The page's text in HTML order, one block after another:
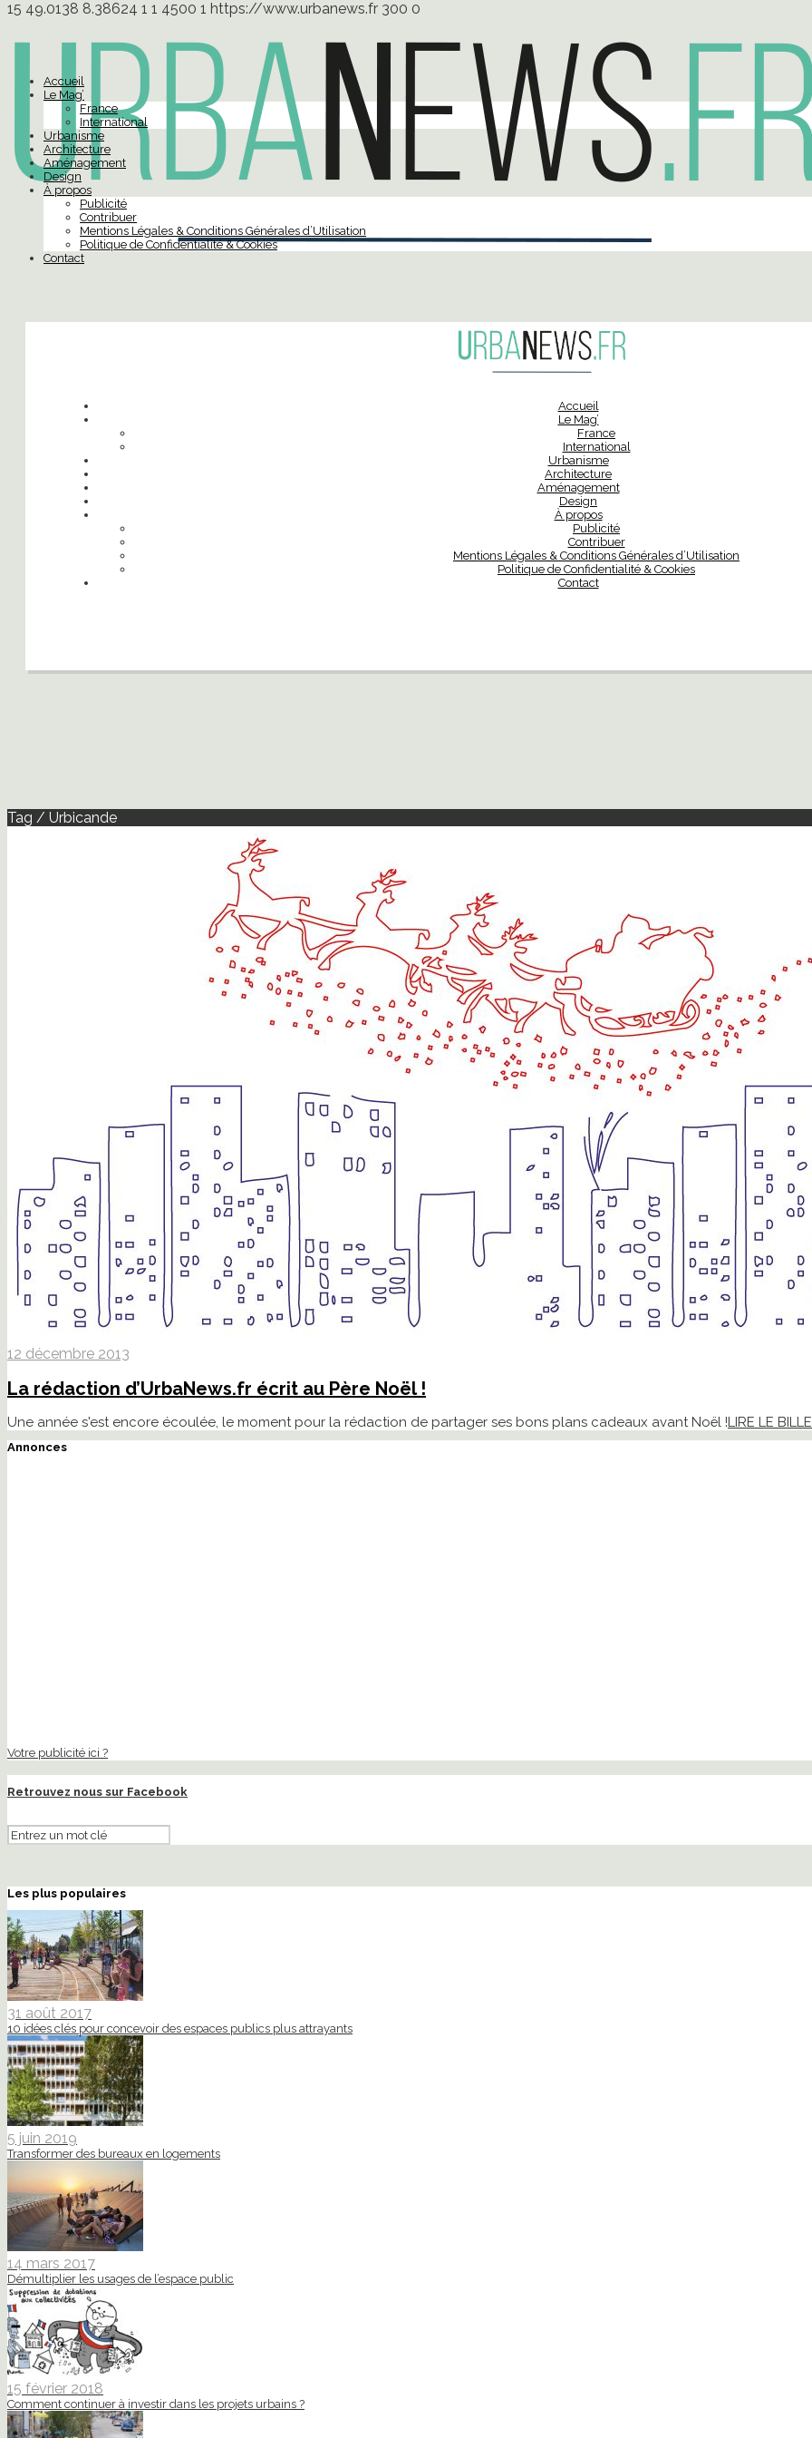
15 49.0138 8.38624 1 1 4500 1 https://www.urbanews.fr 300 0
Accueil
Le Mag’
France
International
Urbanisme
Architecture
Aménagement
Design
À propos
Publicité
Contribuer
Mentions Légales & Conditions Générales d’Utilisation
Politique de Confidentialité & Cookies
Contact
Accueil
Le Mag’
France
International
Urbanisme
Architecture
Aménagement
Design
À propos
Publicité
Contribuer
Mentions Légales & Conditions Générales d’Utilisation
Politique de Confidentialité & Cookies
Contact
Tag / Urbicande
12 décembre 2013
La rédaction d’UrbaNews.fr écrit au Père Noël !
Une année s'est encore écoulée, le moment pour la rédaction de partager ses bons plans cadeaux avant Noël !LIRE LE
Annonces
Votre publicité ici ?
Retrouvez nous sur Facebook
Les plus populaires
31 août 2017
10 idées clés pour concevoir des espaces publics plus attrayants
5 juin 2019
Transformer des bureaux en logements
14 mars 2017
Démultiplier les usages de l’espace public
15 février 2018
Comment continuer à investir dans les projets urbains ?